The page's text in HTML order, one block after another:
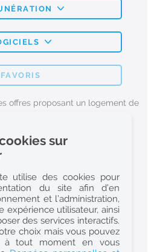
FAVORIS
offres proposant un logement de
par métier
(H/F)
(H/F)
6e année validée (H/F)
- Esthéticienne (H/F)
sur
utilise des cookies pour
du site afin d’en
et l’administration,
expérience utilisateur, ainsi
des services interactifs.
choix mais vous pouvez
à tout moment en vous